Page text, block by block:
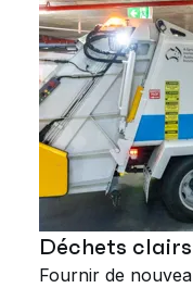
Déchets clairs
Fournir de